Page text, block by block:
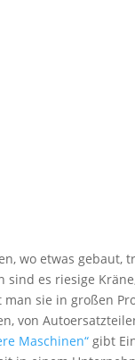
wo etwas
es riesige
sie in großen
von
Maschinen“ gibt